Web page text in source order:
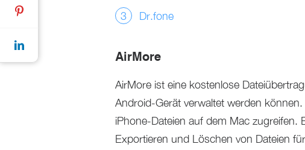
Dr.fone
AirMore
AirMore ist eine kostenlose
Android-Gerät verwaltet werden
iPhone-Dateien auf dem Mac zugreifen.
Exportieren und Löschen von Dateien